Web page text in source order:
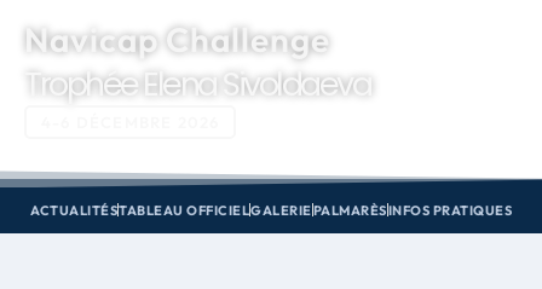
Navicap Challenge
Trophée Elena Sivoldaeva
ACTUALITÉSTABLEAU OFFICIELGALERIEPALMARÈSINFOS PRATIQUES